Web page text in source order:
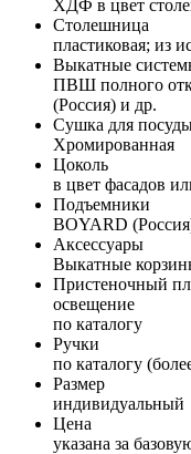
ХДФ в цвет
Столешница
пластиковая; из
Выкатные
ПВШ полного
(Россия) и др.
Сушка для
Хромированная
Цоколь
в цвет фасадов
Подъемники
BOYARD
Аксессуары
Выкатные
Пристеночный
освещение
по каталогу
Ручки
по каталогу
Размер
индивидуальный
Цена
указана за